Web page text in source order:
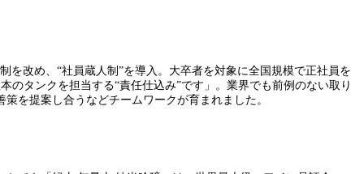
改め、“社員蔵人制”を導入。大卒者を対象に全国規模で正社員を
タンクを担当する“責任仕込み”です」。業界でも前例のない取り
を提案し合うなどチームワークが育まれました。